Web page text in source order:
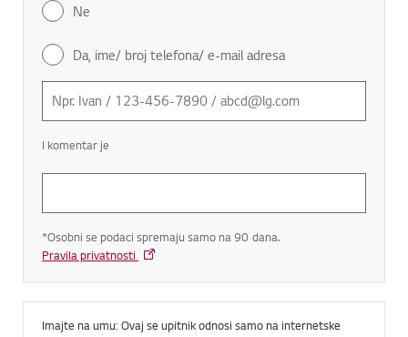
Ne
Da, ime/ broj telefona/ e-mail adresa
I komentar je
*Osobni se podaci spremaju samo na 90 dana.
Pravila privatnosti
Imajte na umu: Ovaj se upitnik odnosi samo na internetske